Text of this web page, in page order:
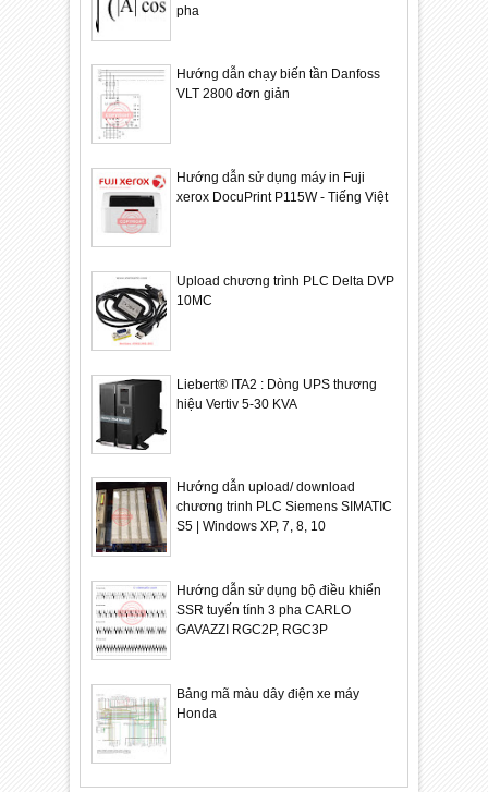
pha
Hướng dẫn chạy biến tần Danfoss
VLT 2800 đơn giản
Hướng dẫn sử dụng máy in Fuji
xerox DocuPrint P115W - Tiếng Việt
Upload chương trình PLC Delta DVP
10MC
Liebert® ITA2 : Dòng UPS thương
hiệu Vertiv 5-30 KVA
Hướng dẫn upload/ download
chương trinh PLC Siemens SIMATIC
S5 | Windows XP, 7, 8, 10
Hướng dẫn sử dụng bộ điều khiển
SSR tuyến tính 3 pha CARLO
GAVAZZI RGC2P, RGC3P
Bảng mã màu dây điện xe máy
Honda